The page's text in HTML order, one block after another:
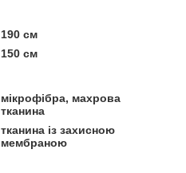
190 см
150 см
мікрофібра, махрова
тканина
тканина із захисною
мембраною